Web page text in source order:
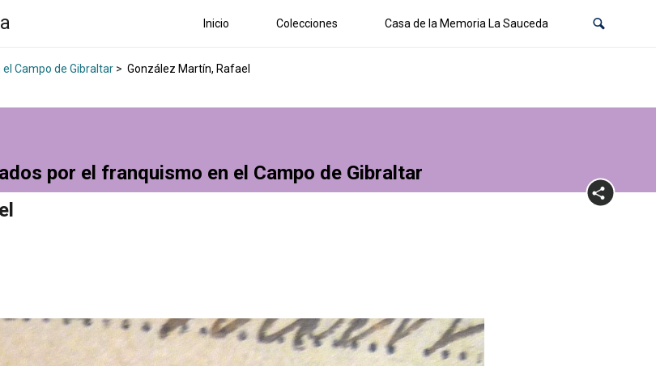
Inicio Colecciones Casa de la Memoria La Sauceda
Campo de Gibraltar > González Martín, Rafael
por el franquismo en el Campo de Gibraltar